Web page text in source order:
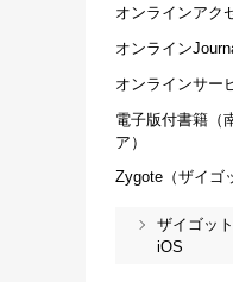
オンラインアク
オンライン
オンラインサー
電子版付書籍（
ア）
Zygote（ザイゴ
ザイゴッ
iOS